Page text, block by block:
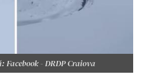
- DRDP Craiova